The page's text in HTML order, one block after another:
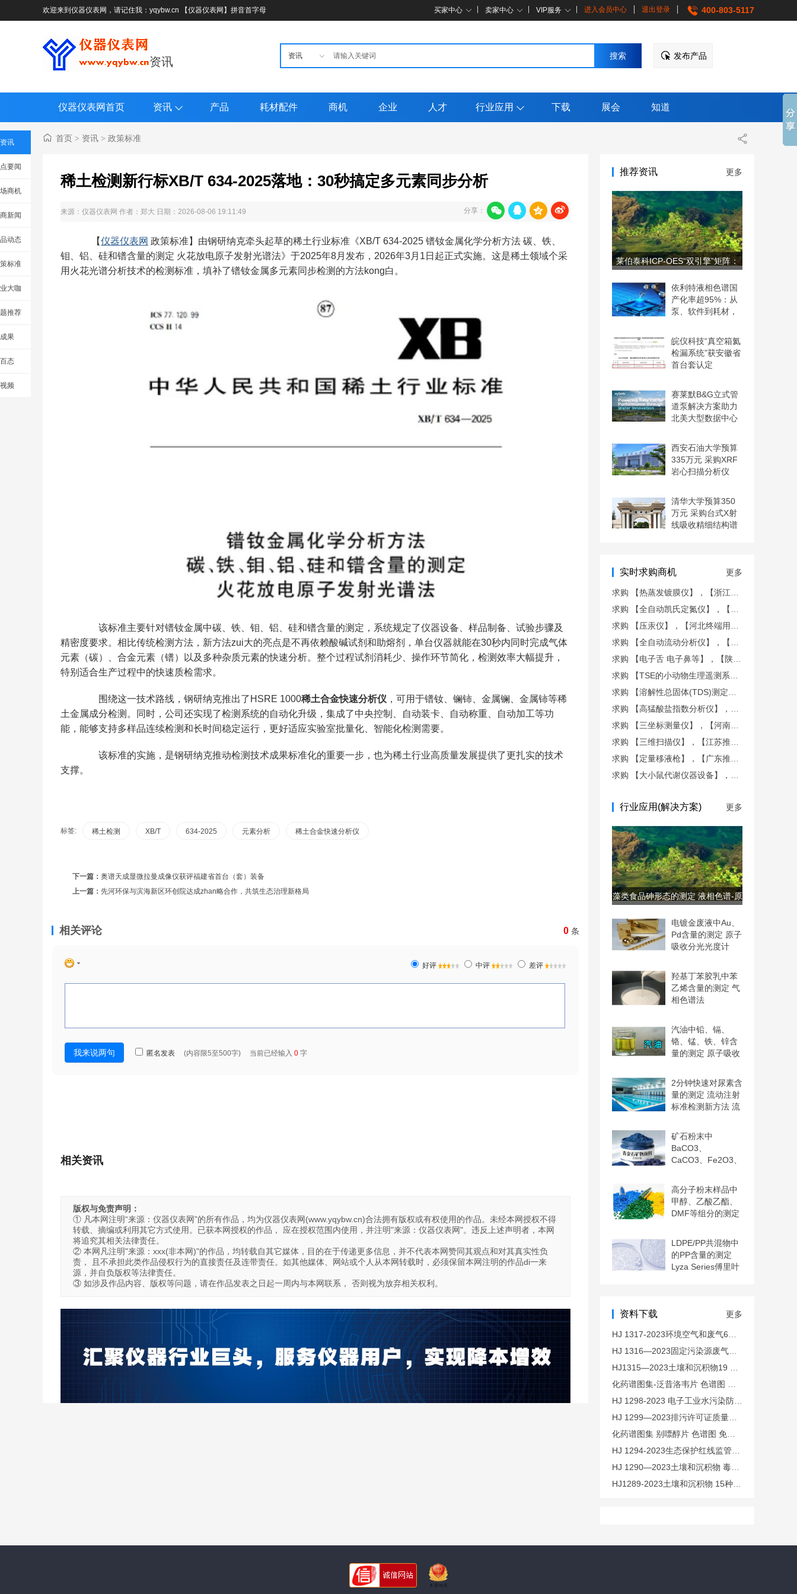
欢迎来到仪器仪表网，请记住我：yqybw.cn 【仪器仪表网】拼音首字母 买家中心 卖家中心 VIP服务 进入会员中心 退出登录 400-803-5117
资讯 发布产品
仪器仪表网首页 资讯 产品 耗材配件 商机 企业 人才 行业应用 下载 展会 知道
资讯
要闻
商机
新闻
动态
标准
大咖
推荐
成果
百态
视频
首页 > 资讯 > 政策标准
稀土检测新行标XB/T 634-2025落地：30秒搞定多元素同步分析
来源： 仪器仪表网 作者：郑大 日期：2026-08-06 19:11:49 分享：
【仪器仪表网 政策标准】由钢研纳克牵头起草的稀土行业标准《XB/T 634-2025 镨钕金属化学分析方法 碳、铁、
钼、铝、硅和镨含量的测定 火花放电原子发射光谱法》于2025年8月发布，2026年3月1日起正式实施。这是稀土领域个采
用火花光谱分析技术的检测标准，填补了镨钕金属多元素同步检测的方法kong白。
该标准主要针对镨钕金属中碳、铁、钼、铝、硅和镨含量的测定，系统规定了仪器设备、样品制备、试验步骤及
精密度要求。相比传统检测方法，新方法zui大的亮点是不再依赖酸碱试剂和助熔剂，单台仪器就能在30秒内同时完成气体
元素（碳）、合金元素（镨）以及多种杂质元素的快速分析。整个过程试剂消耗少、操作环节简化，检测效率大幅提升，
特别适合生产过程中的快速质检需求。
围绕这一技术路线，钢研纳克推出了HSRE 1000稀土合金快速分析仪 ，可用于镨钕、镧铈、金属镧、金属铈等稀
土金属成分检测。同时，公司还实现了检测系统的自动化升级，集成了中央控制、自动装卡、自动称重、自动加工等功
能，能够支持多样品连续检测和长时间稳定运行，更好适应实验室批量化、智能化检测需要。
该标准的实施，是钢研纳克推动检测技术成果标准化的重要一步，也为稀土行业高质量发展提供了更扎实的技术
支撑。
标签: 稀土检测 XB/T 634-2025 元素分析 稀土合金快速分析仪
下一篇： 奥谱天成显微拉曼成像仪获评福建省首台（套）装备
上一篇： 先河环保与滨海新区环创院达成zhan略合作，共筑生态治理新格局
0 条
相关评论
相关资讯
版权与免责声明：
① 凡本网注明“来源：仪器仪表网”的所有作品，均为仪器仪表网(www.yqybw.cn)合法拥有版权或有权使用的作品。未经本网授权不得
转载、摘编或利用其它方式使用。已获本网授权的作品， 应在授权范围内使用，并注明"来源：仪器仪表网"。违反上述声明者，本网
将追究其相关法律责任。
② 本网凡注明"来源：xxx(非本网)"的作品，均转载自其它媒体，目的在于传递更多信息，并不代表本网赞同其观点和对其真实性负
责， 且不承担此类作品侵权行为的直接责任及连带责任。如其他媒体、网站或个人从本网转载时，必须保留本网注明的作品di一来
源，并自负版权等法律责任。
③ 如涉及作品内容、版权等问题，请在作品发表之日起一周内与本网联系， 否则视为放弃相关权利。
更多
推荐资讯
莱伯泰科ICP-OES“双引擎”矩阵：
依利特液相色谱国
产化率超95%：从
泵、软件到耗材，
皖仪科技“真空箱氦
检漏系统”获安徽省
首台套认定
赛莱默B&G立式管
道泵解决方案助力
北美大型数据中心
西安石油大学预算
335万元 采购XRF
岩心扫描分析仪
清华大学预算350
万元 采购台式X射
线吸收精细结构谱
更多
实时求购商机
更多
行业应用(解决方案)
藻类食品砷形态的测定 液相色谱-原
电镀金废液中Au、
Pd含量的测定 原子
吸收分光光度计
羟基丁苯胶乳中苯
乙烯含量的测定 气
相色谱法
汽油中铅、镉、
铬、锰、铁、锌含
量的测定 原子吸收
2分钟快速对尿素含
量的测定 流动注射
标准检测新方法 流
矿石粉末中
BaCO3、
CaCO3、Fe2O3、
量的测定
高分子粉末样品中
甲醇、乙酸乙酯、
DMF等组分的测定
LDPE/PP共混物中
的PP含量的测定
Lyza Series傅里叶
更多
资料下载